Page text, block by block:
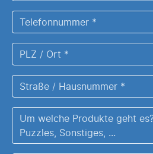
Adresse
*
Telefonnummer
*
PLZ
/
Ort
*
Straße
/
Hausnummer
Um
welche
Produkte